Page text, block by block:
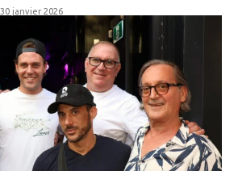
30 janvier 2026